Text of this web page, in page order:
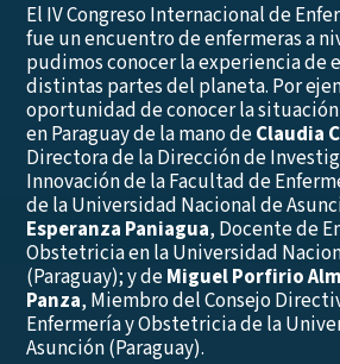
El IV Congreso Internacional de
fue un encuentro de enfermeras a
pudimos conocer la experiencia de
distintas partes del planeta. Por
oportunidad de conocer la
en Paraguay de la mano deClaudia
Directora de la Dirección de
Innovación de la Facultad de
de la Universidad Nacional de
Esperanza Paniagua, Docente de
Obstetricia en la Universidad
(Paraguay); y deMiguel Porfirio
Panza, Miembro del Consejo
Enfermería y Obstetricia de la
Asunción (Paraguay).